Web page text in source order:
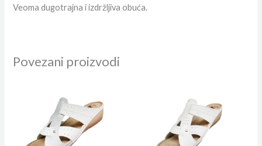
Veoma dugotrajna i izdržljiva obuća.
Povezani proizvodi